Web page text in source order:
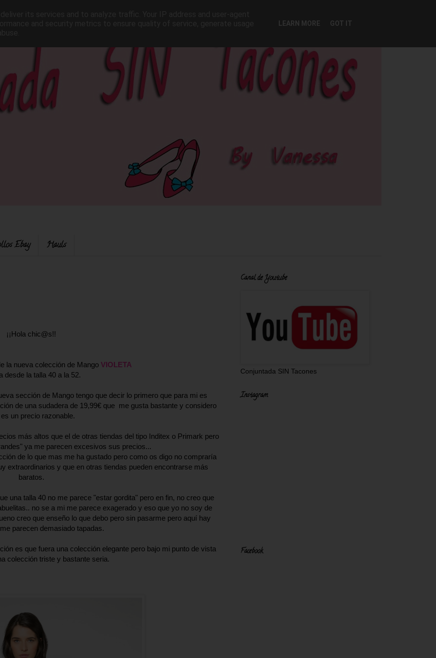
Ebay Hauls
¡¡Hola chic@s!!
la nueva colección de Mango VIOLETA
desde la talla 40 a la 52.
sección de Mango tengo que decir lo primero que para mi es
de una sudadera de 19,99€ que me gusta bastante y considero
un precio razonable.
más altos que el de otras tiendas del tipo Inditex o Primark pero
ya me parecen excesivos sus precios...
de lo que mas me ha gustado pero como os digo no compraría
extraordinarios y que en otras tiendas pueden encontrarse más
baratos.
una talla 40 no me parece "estar gordita" pero en fin, no creo que
no se a mi me parece exagerado y eso que yo no soy de
creo que enseño lo que debo pero sin pasarme pero aquí hay
parecen demasiado tapadas.
es que fuera una colección elegante pero bajo mi punto de vista
colección triste y bastante seria.
Canal de Youtube
Conjuntada SIN Tacones
Instagram
Facebook
LEARN MORE GOT IT